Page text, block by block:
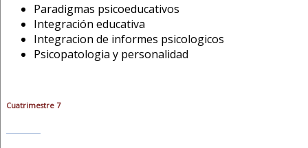
Paradigmas psicoeducativos
Integración educativa
Integracion de informes psicologicos
Psicopatologia y personalidad
Cuatrimestre 7